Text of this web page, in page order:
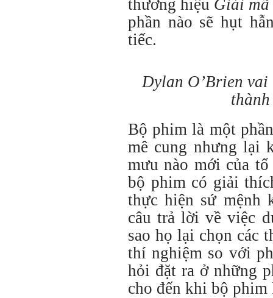
thương hiệu Giải mã
phần nào sẽ hụt
tiếc.
Dylan O’Brien
Bộ phim là một
mê cung nhưng lại
mưu nào mới của
bộ phim có giải
thực hiện sứ mệnh
câu trả lời về việc
sao họ lại chọn các
thí nghiệm so với
hỏi đặt ra ở những
cho đến khi bộ